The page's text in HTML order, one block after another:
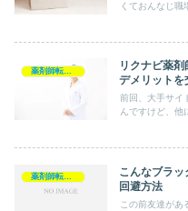
くておんなじ職
リクナビ薬剤
デメリットを
前回、大手サイ
んですけど、他
こんなブラッ
回避方法
この前友達があ